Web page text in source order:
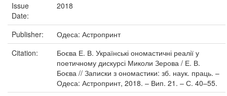
Issue
Date:
2018
Publisher:
Одеса: Астропринт
Citation:
Боєва Е. В. Українські ономастичні реалії у
поетичному дискурсі Миколи Зерова / Е. В.
Боєва // Записки з ономастики: зб. наук. праць. –
Одеса: Астропринт, 2018. – Вип. 21. – С. 40–55.